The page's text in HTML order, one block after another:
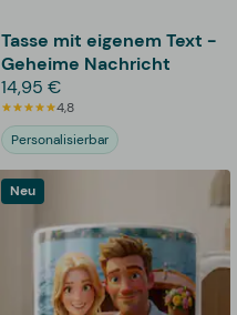
Tasse mit eigenem Text -
Geheime Nachricht
14,95 €
4,8
Personalisierbar
Neu